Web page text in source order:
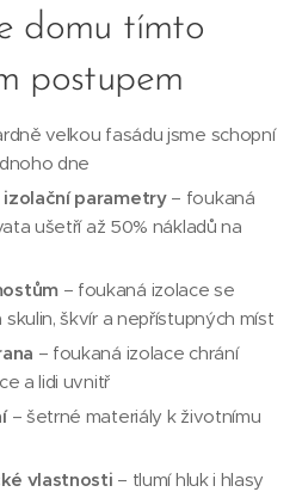
domu tímto
postupem
velkou fasádu jsme schopní
dne
parametry– foukaná
ušetří až 50% nákladů na
– foukaná izolace se
škvír a nepřístupných míst
– foukaná izolace chrání
a lidi uvnitř
– šetrné materiály k životnímu
vlastnosti – tlumí hluk i hlasy